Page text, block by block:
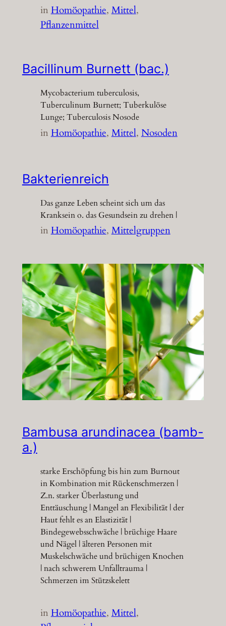
inHomöopathie, Mittel
Pflanzenmittel
Bacillinum Burnett (bac.)
Mycobacterium tuberculosis,
Tuberculinum Burnett; Tuberkulöse
Lunge; Tuberculosis Nosode
inHomöopathie, Mittel, Nosoden
Bakterienreich
Das ganze Leben scheint sich um das
Kranksein o. das Gesundsein zu drehen |
inHomöopathie, Mittelgruppen
Bambusa arundinacea (bamb-
a.)
starke Erschöpfung bis hin zum Burnout
in Kombination mit Rückenschmerzen |
Z.n. starker Überlastung und
Enttäuschung | Mangel an Flexibilität | der
Haut fehlt es an Elastizität |
Bindegewebsschwäche | brüchige Haare
und Nägel | älteren Personen mit
Muskelschwäche und brüchigen Knochen
| nach schwerem Unfalltrauma |
Schmerzen im Stützskelett
inHomöopathie, Mittel